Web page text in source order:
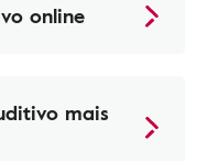
online
mais